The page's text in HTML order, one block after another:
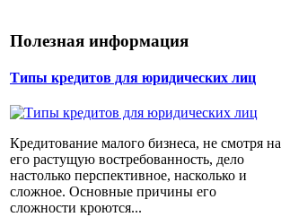
Полезная информация
Типы кредитов для юридических лиц
Кредитование малого бизнеса, не смотря на
его растущую востребованность, дело
настолько перспективное, насколько и
сложное. Основные причины его
сложности кроются...